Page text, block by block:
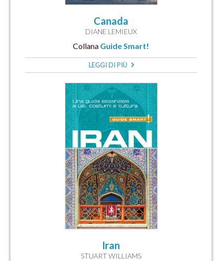
Canada
DIANE LEMIEUX
Collana Guide Smart!
LEGGI DI PIÙ
Iran
STUART WILLIAMS